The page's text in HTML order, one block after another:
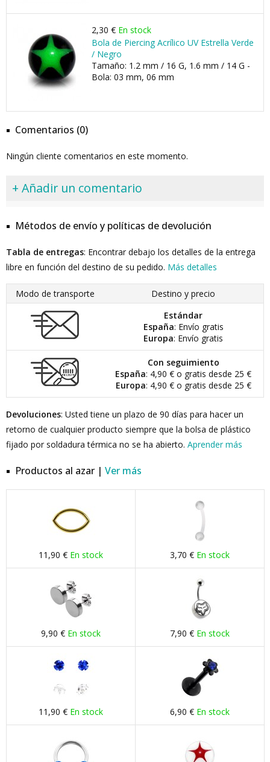
2,30 € En stock
Bola de Piercing Acrílico UV Estrella Verde
/ Negro
Tamaño: 1.2 mm / 16 G, 1.6 mm / 14 G -
Bola: 03 mm, 06 mm
Comentarios (0)
Ningún cliente comentarios en este momento.
+ Añadir un comentario
Métodos de envío y políticas de devolución
Tabla de entregas: Encontrar debajo los detalles de la entrega
libre en función del destino de su pedido. Más detalles
Modo de transporte
Destino y precio
Estándar
España: Envío gratis
Europa: Envío gratis
Con seguimiento
España: 4,90 € o gratis desde 25 €
Europa: 4,90 € o gratis desde 25 €
Devoluciones: Usted tiene un plazo de 90 días para hacer un
retorno de cualquier producto siempre que la bolsa de plástico
fijado por soldadura térmica no se ha abierto. Aprender más
Productos al azar | Ver más
11,90 € En stock 3,70 € En stock
9,90 € En stock 7,90 € En stock
11,90 € En stock 6,90 € En stock